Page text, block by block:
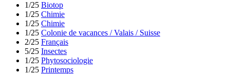
1/25 Biotop
1/25 Chimie
1/25 Chimie
1/25 Colonie de vacances / Valais / Suisse
2/25 Français
5/25 Insectes
1/25 Phytosociologie
1/25 Printemps